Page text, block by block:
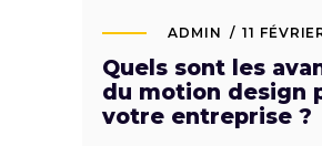
ADMIN 11
Quels sont les
du motion design
votre entreprise ?